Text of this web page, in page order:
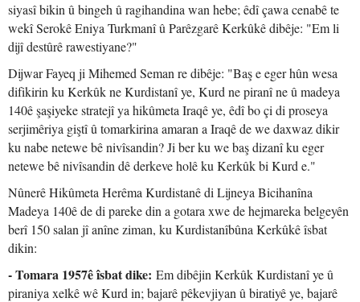
siyasî bikin û bingeh û ragihandina wan hebe; êdî çawa cenabê te
wekî Serokê Eniya Turkmanî û Parêzgarê Kerkûkê dibêje: "Em li
dijî destûrê rawestiyane?"
Dijwar Fayeq ji Mihemed Seman re dibêje: "Baş e eger hûn wesa
difikirin ku Kerkûk ne Kurdistanî ye, Kurd ne piranî ne û madeya
140ê şaşiyeke stratejî ya hikûmeta Iraqê ye, êdî bo çi di proseya
serjimêriya giştî û tomarkirina amaran a Iraqê de we daxwaz dikir
ku nabe netewe bê nivîsandin? Ji ber ku we baş dizanî ku eger
netewe bê nivîsandin dê derkeve holê ku Kerkûk bi Kurd e."
Nûnerê Hikûmeta Herêma Kurdistanê di Lijneya Bicihanîna
Madeya 140ê de di pareke din a gotara xwe de hejmareka belgeyên
berî 150 salan jî anîne ziman, ku Kurdistanîbûna Kerkûkê îsbat
dikin:
- Tomara 1957ê îsbat dike: Em dibêjin Kerkûk Kurdistanî ye û
piraniya xelkê wê Kurd in; bajarê pêkevjiyan û biratiyê ye, bajarê